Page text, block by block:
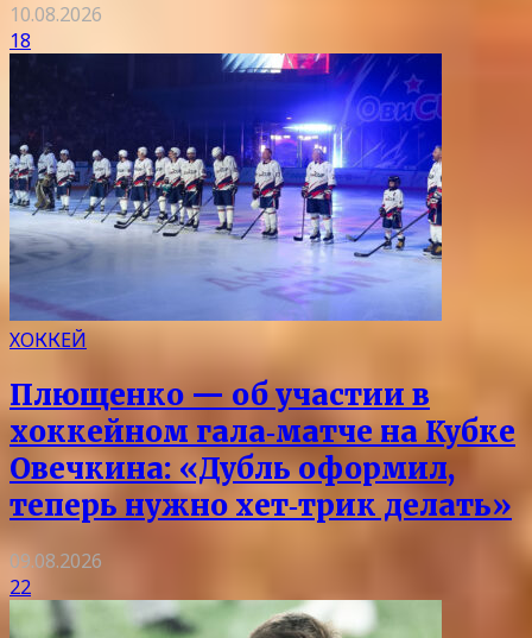
10.08.2026
18
ХОККЕЙ
Плющенко — об участии в
хоккейном гала‑матче на Кубке
Овечкина: «Дубль оформил,
теперь нужно хет‑трик делать»
09.08.2026
22